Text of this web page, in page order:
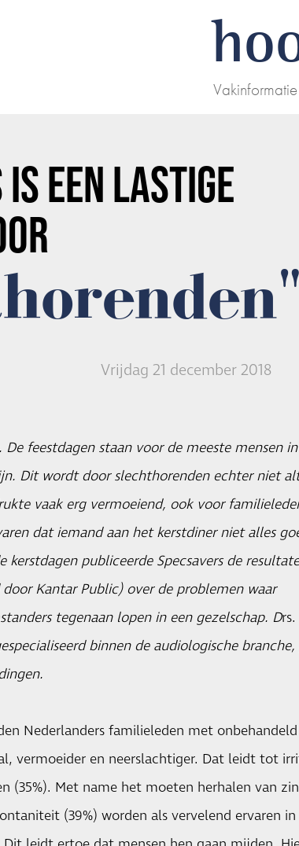
IS EEN LASTIGE
Vrijdag 21 december 2018
De feestdagen staan voor de meeste mensen
Dit wordt door slechthorenden echter niet
vaak erg vermoeiend, ook voor
dat iemand aan het kerstdiner niet alles
kerstdagen publiceerde Specsavers de
Kantar Public) over de problemen waar
tegenaan lopen in een gezelschap. Drs.
binnen de audiologische
Nederlanders familieleden met onbehandeld
vermoeider en neerslachtiger. Dat leidt tot
(35%). Met name het moeten herhalen van
(39%) worden als vervelend ervaren in